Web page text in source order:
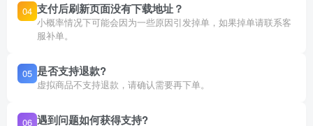
04 支付后刷新页面没有下载地址？
小概率情况下可能会因为一些原因引发掉单，如果掉单请联系客
服补单。
05 是否支持退款?
虚拟商品不支持退款，请确认需要再下单。
06 遇到问题如何获得支持?